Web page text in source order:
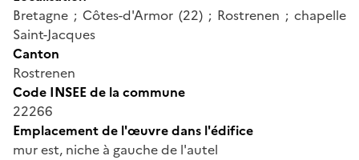
Bretagne ; Côtes-d'Armor (22) ; Rostrenen ; chapelle
Saint-Jacques
Canton
Rostrenen
Code INSEE de la commune
22266
Emplacement de l'œuvre dans l'édifice
mur est, niche à gauche de l'autel